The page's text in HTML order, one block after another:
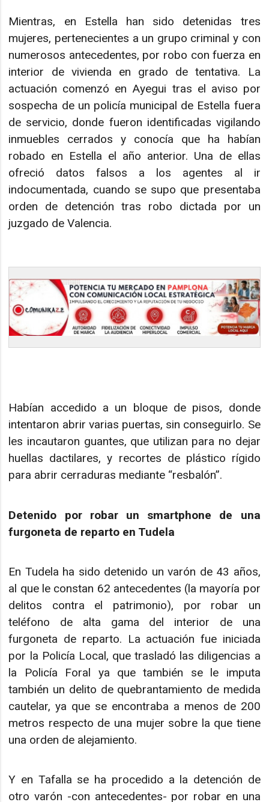
Mientras, en Estella han sido detenidas tres
mujeres, pertenecientes a un grupo criminal y con
numerosos antecedentes, por robo con fuerza en
interior de vivienda en grado de tentativa. La
actuación comenzó en Ayegui tras el aviso por
sospecha de un policía municipal de Estella fuera
de servicio, donde fueron identificadas vigilando
inmuebles cerrados y conocía que ha habían
robado en Estella el año anterior. Una de ellas
ofreció datos falsos a los agentes al ir
indocumentada, cuando se supo que presentaba
orden de detención tras robo dictada por un
juzgado de Valencia.
Habían accedido a un bloque de pisos, donde
intentaron abrir varias puertas, sin conseguirlo. Se
les incautaron guantes, que utilizan para no dejar
huellas dactilares, y recortes de plástico rígido
para abrir cerraduras mediante “resbalón”.
Detenido por robar un smartphone de una
furgoneta de reparto en Tudela
En Tudela ha sido detenido un varón de 43 años,
al que le constan 62 antecedentes (la mayoría por
delitos contra el patrimonio), por robar un
teléfono de alta gama del interior de una
furgoneta de reparto. La actuación fue iniciada
por la Policía Local, que trasladó las diligencias a
la Policía Foral ya que también se le imputa
también un delito de quebrantamiento de medida
cautelar, ya que se encontraba a menos de 200
metros respecto de una mujer sobre la que tiene
una orden de alejamiento.
Y en Tafalla se ha procedido a la detención de
otro varón -con antecedentes- por robar en una